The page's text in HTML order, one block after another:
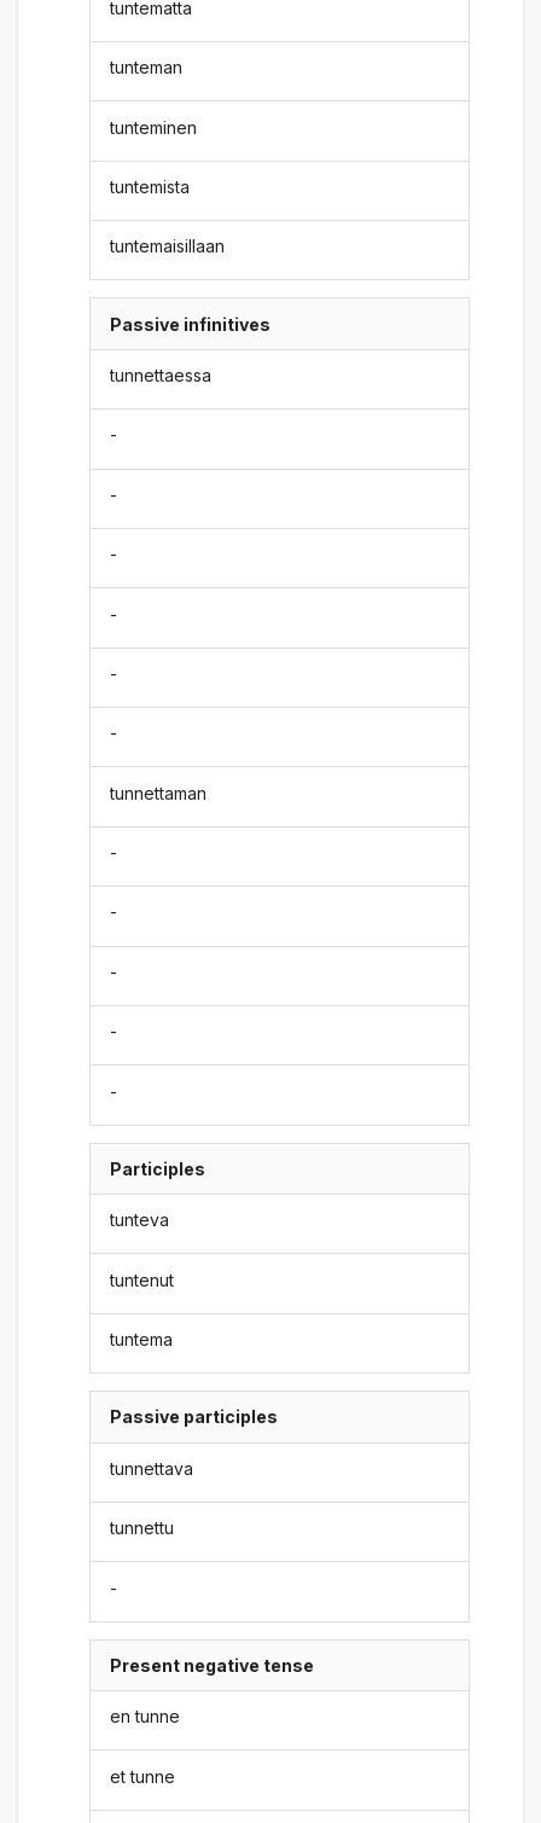
tuntematta
tunteman
tunteminen
tuntemista
tuntemaisillaan
Passive infinitives
tunnettaessa
-
-
-
-
-
-
tunnettaman
-
-
-
-
-
Participles
tunteva
tuntenut
tuntema
Passive participles
tunnettava
tunnettu
-
Present negative tense
en tunne
et tunne